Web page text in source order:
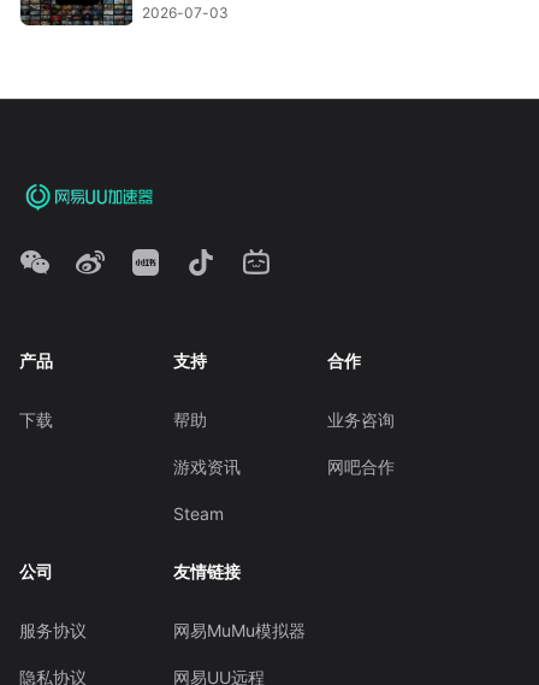
2026-07-03
产品
下载
支持
帮助
游戏资讯
Steam
合作
业务咨询
网吧合作
公司
服务协议
隐私协议
友情链接
网易MuMu模拟器
网易UU远程